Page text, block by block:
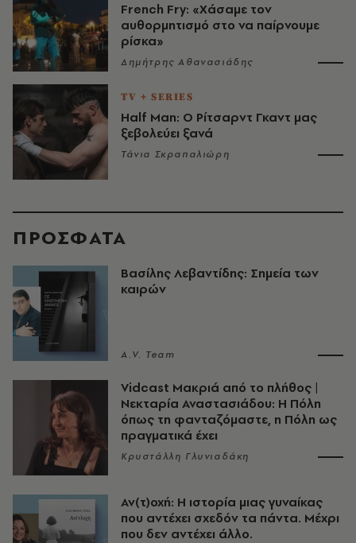
French Fry: «Χάσαμε τον
αυθορμητισμό στο να παίρνουμε
ρίσκα»
Δημήτρης Αθανασιάδης
TV + SERIES
Half Man: Ο Ρίτσαρντ Γκαντ μας
ξεβολεύει ξανά
Τάνια Σκραπαλιώρη
ΠΡΟΣΦΑΤΑ
Βασίλης Λεβαντίδης: Σημεία των
καιρών
A.V. Team
Vidcast Μακριά από το πλήθος |
Νεκταρία Αναστασιάδου: Η Πόλη
όπως τη φανταζόμαστε, η Πόλη ως
πραγματικά έχει
Κρυστάλλη Γλυνιαδάκη
Αν(τ)οχή: Η ιστορία μιας γυναίκας
που αντέχει σχεδόν τα πάντα. Μέχρι
που δεν αντέχει άλλο.